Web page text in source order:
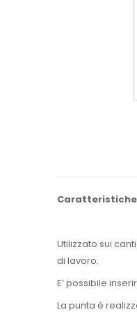
Utilizzato sui
di lavoro.
E’ possibile
La punta è